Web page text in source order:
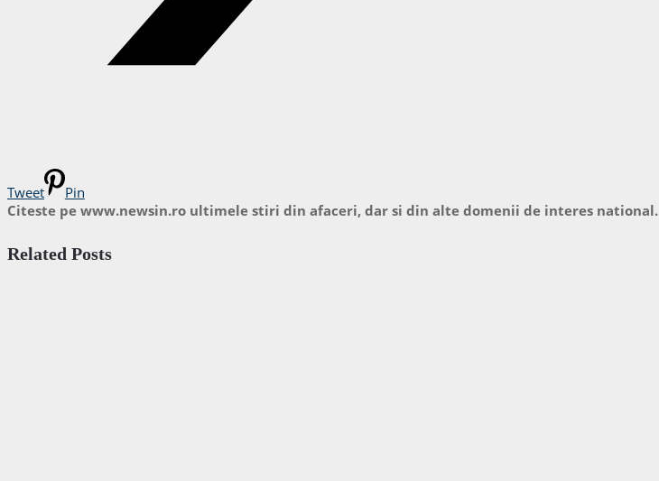
Tweet
Pin
Citeste pe www.newsin.ro ultimele stiri din afaceri, dar si din alte domenii de interes national.
Related Posts